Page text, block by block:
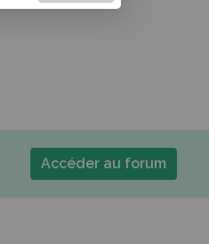
Accéder au forum